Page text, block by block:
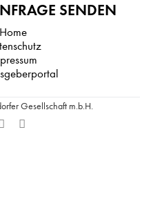
SENDEN
Home
Gesellschaft m.b.H.